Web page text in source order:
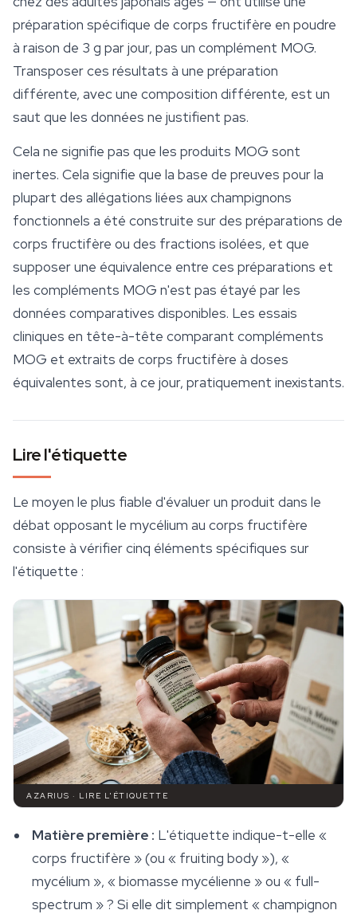
préparation spécifique de corps fructifère en poudre
à raison de 3 g par jour, pas un complément MOG.
Transposer ces résultats à une préparation
différente, avec une composition différente, est un
saut que les données ne justifient pas.
Cela ne signifie pas que les produits MOG sont
inertes. Cela signifie que la base de preuves pour la
plupart des allégations liées aux champignons
fonctionnels a été construite sur des préparations de
corps fructifère ou des fractions isolées, et que
supposer une équivalence entre ces préparations et
les compléments MOG n'est pas étayé par les
données comparatives disponibles. Les essais
cliniques en tête-à-tête comparant compléments
MOG et extraits de corps fructifère à doses
équivalentes sont, à ce jour, pratiquement inexistants.
Lire l'étiquette
Le moyen le plus fiable d'évaluer un produit dans le
débat opposant le mycélium au corps fructifère
consiste à vérifier cinq éléments spécifiques sur
l'étiquette :
AZARIUS · LIRE L'ÉTIQUETTE
Matière première : L'étiquette indique-t-elle «
corps fructifère » (ou « fruiting body »), «
mycélium », « biomasse mycélienne » ou « full-
spectrum » ? Si elle dit simplement « champignon